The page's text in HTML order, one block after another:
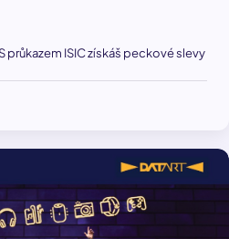
průkazem ISIC získáš peckové slevy